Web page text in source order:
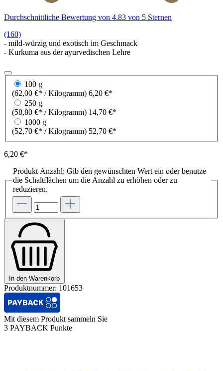
Durchschnittliche Bewertung von 4.83 von 5 Sternen
(160)
- mild-würzig und exotisch im Geschmack
- Kurkuma aus der ayurvedischen Lehre
100 g
(62,00 €* / Kilogramm) 6,20 €*
250 g
(58,80 €* / Kilogramm) 14,70 €*
1000 g
(52,70 €* / Kilogramm) 52,70 €*
6,20 €*
Produkt Anzahl: Gib den gewünschten Wert ein oder benutze
die Schaltflächen um die Anzahl zu erhöhen oder zu
reduzieren.
In den Warenkorb
Produktnummer: 101653
Mit diesem Produkt sammeln Sie
3 PAYBACK Punkte